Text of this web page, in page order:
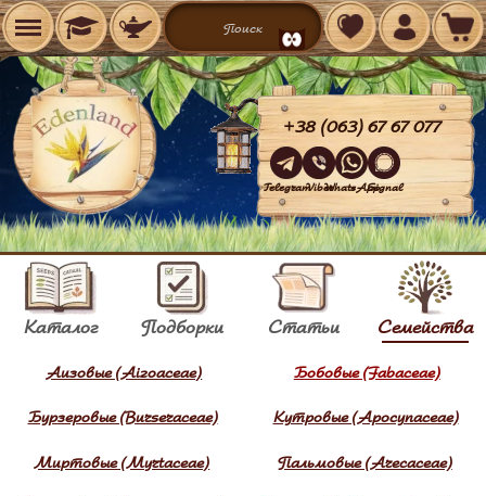
TelegramViberWhatsAppSignal
+38 (063) 67 67 077
Каталог Подборки Статьи Семейства
Аизовые (Aizoaceae) Бобовые (Fabaceae)
Бурзеровые (Burseraceae) Кутровые (Apocynaceae)
Миртовые (Myrtаceae) Пальмовые (Arecaceae)